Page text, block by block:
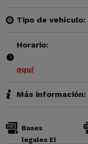
Tipo de vehículo:
Horario:
aquí
Más información:
Bases
legales El